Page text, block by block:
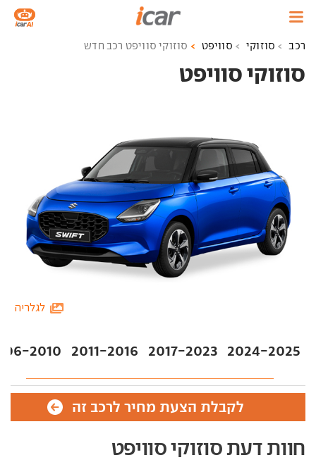
רכב סוזוקי סוויפט סוזוקי סוויפט רכב חדש
סוזוקי סוויפט ‏
2024-2025
2017-2023
2011-2016
2010
לגלריה
לקבלת הצעת מחיר לרכב זה
חוות דעת סוזוקי סוויפט